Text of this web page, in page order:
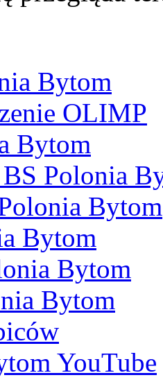
Bytom
OLIMP
Bytom
Polonia
Bytom
Bytom
Bytom
Bytom
YouTube